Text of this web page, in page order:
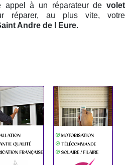
appel à un réparateur de volet
réparer, au plus vite, votre
Andre de l Eure.